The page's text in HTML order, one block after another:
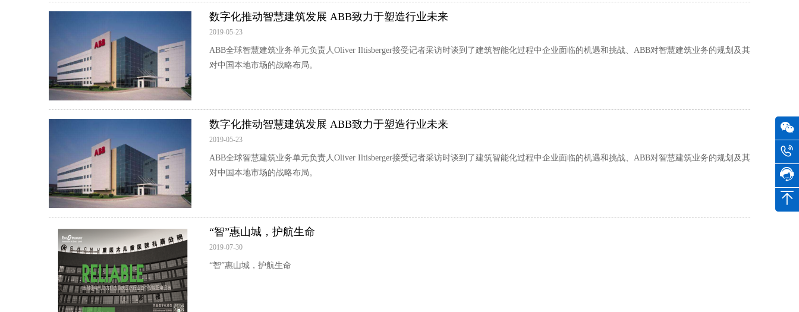
数字化推动智慧建筑发展 ABB致力于塑造行业未来
2019-05-23
ABB全球智慧建筑业务单元负责人Oliver Iltisberger接受记者采访时谈到了建筑智能化过程中企业面临的机遇和挑战、ABB对智慧建筑业务的规划及其
对中国本地市场的战略布局。
数字化推动智慧建筑发展 ABB致力于塑造行业未来
2019-05-23
ABB全球智慧建筑业务单元负责人Oliver Iltisberger接受记者采访时谈到了建筑智能化过程中企业面临的机遇和挑战、ABB对智慧建筑业务的规划及其
对中国本地市场的战略布局。
“智”惠山城，护航生命
2019-07-30
“智”惠山城，护航生命